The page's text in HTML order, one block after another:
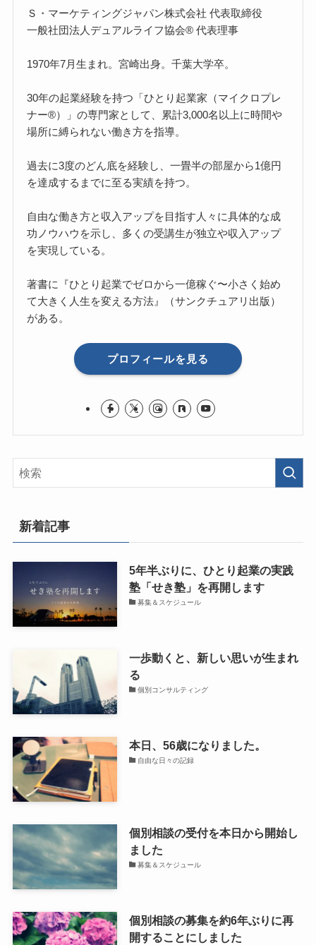
Ｓ・マーケティングジャパン株式会社 代表取締役
一般社団法人デュアルライフ協会® 代表理事
1970年7月生まれ。宮崎出身。千葉大学卒。
30年の起業経験を持つ「ひとり起業家（マイクロプレ
ナー®）」の専門家として、累計3,000名以上に時間や
場所に縛られない働き方を指導。
過去に3度のどん底を経験し、一畳半の部屋から1億円
を達成するまでに至る実績を持つ。
自由な働き方と収入アップを目指す人々に具体的な成
功ノウハウを示し、多くの受講生が独立や収入アップ
を実現している。
著書に『ひとり起業でゼロから一億稼ぐ〜小さく始め
て大きく人生を変える方法』（サンクチュアリ出版）
がある。
プロフィールを見る
新着記事
5年半ぶりに、ひとり起業の実践
塾「せき塾」を再開します
募集＆スケジュール
一歩動くと、新しい思いが生まれ
る
個別コンサルティング
本日、56歳になりました。
自由な日々の記録
個別相談の受付を本日から開始し
ました
募集＆スケジュール
個別相談の募集を約6年ぶりに再
開することにしました